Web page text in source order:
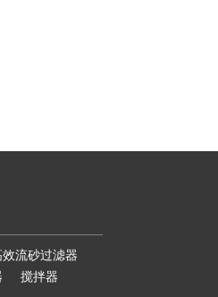
效流砂过滤器
搅拌器